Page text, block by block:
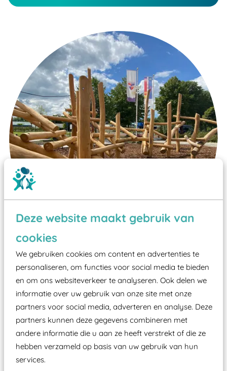
Deze website maakt gebruik van
cookies
We gebruiken cookies om content en advertenties te
personaliseren, om functies voor social media te bieden
en om ons websiteverkeer te analyseren. Ook delen we
informatie over uw gebruik van onze site met onze
partners voor social media, adverteren en analyse. Deze
partners kunnen deze gegevens combineren met
andere informatie die u aan ze heeft verstrekt of die ze
hebben verzameld op basis van uw gebruik van hun
services.
Wist je dat:
Vanaf een valhoogte van 1,5 meter een speciale
valondergrond onder speeltoestellen verplicht is
zoals kunstgras, rubber tegels of boomschors?
Elk speeltoestel in de openbare ruimte voorzien
moet zijn van een typekeuring, -plaatje en
certificering, uitgegeven door een Nederlands
aangewezen keuringsinstantie?